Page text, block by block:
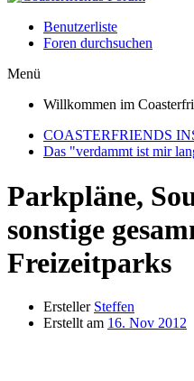
Benutzerliste
Foren durchsuchen
Menü
Willkommen im
COASTERFRIENDS
Das "verdammt ist mir
Parkpläne,
sonstige
Freizeitparks
Ersteller Steffen
Erstellt am 16. Nov 2012